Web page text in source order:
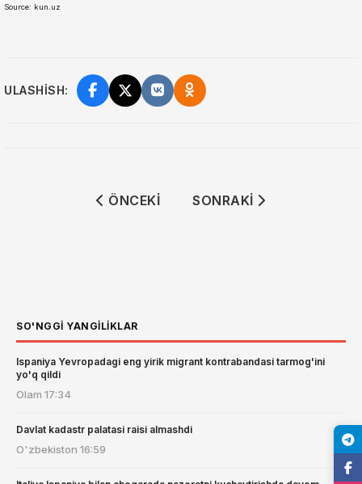
Source: kun.uz
ULASHISH:
ÖNCEKI MAKALE: BISHKEKDAGI
ÖNCEKI SONRAKI MAKALE:
SONRAKI
SO'NGGI YANGILIKLAR
Ispaniya Yevropadagi eng yirik migrant kontrabandasi tarmog'ini
yo'q qildi
Olam 17:34
Davlat kadastr palatasi raisi almashdi
O'zbekiston 16:59